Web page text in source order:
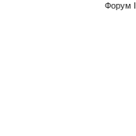
Форум